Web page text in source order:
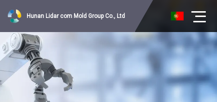
Hunan Lidar com Mold Group Co., Ltd